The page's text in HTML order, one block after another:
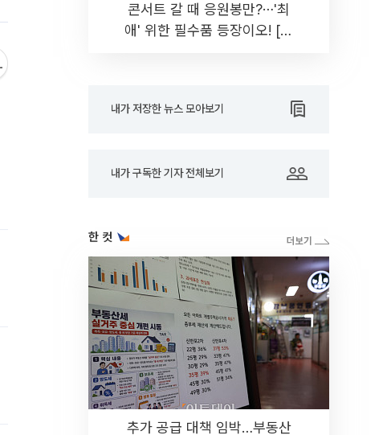
콘서트 갈 때 응원봉만?⋯'최
애' 위한 필수품 등장이오! [솔
내가 저장한 뉴스 모아보기
내가 구독한 기자 전체보기
한 컷
추가 공급 대책 임박…부동산